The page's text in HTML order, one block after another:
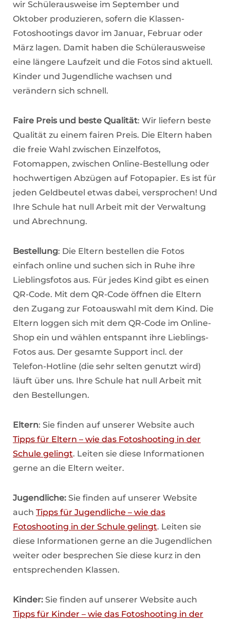
wir Schülerausweise im September und
Oktober produzieren, sofern die Klassen-
Fotoshootings davor im Januar, Februar oder
März lagen. Damit haben die Schülerausweise
eine längere Laufzeit und die Fotos sind aktuell.
Kinder und Jugendliche wachsen und
verändern sich schnell.
Faire Preis und beste Qualität: Wir liefern beste
Qualität zu einem fairen Preis. Die Eltern haben
die freie Wahl zwischen Einzelfotos,
Fotomappen, zwischen Online-Bestellung oder
hochwertigen Abzügen auf Fotopapier. Es ist für
jeden Geldbeutel etwas dabei, versprochen! Und
Ihre Schule hat null Arbeit mit der Verwaltung
und Abrechnung.
Bestellung: Die Eltern bestellen die Fotos
einfach online und suchen sich in Ruhe ihre
Lieblingsfotos aus. Für jedes Kind gibt es einen
QR-Code. Mit dem QR-Code öffnen die Eltern
den Zugang zur Fotoauswahl mit dem Kind. Die
Eltern loggen sich mit dem QR-Code im Online-
Shop ein und wählen entspannt ihre Lieblings-
Fotos aus. Der gesamte Support incl. der
Telefon-Hotline (die sehr selten genutzt wird)
läuft über uns. Ihre Schule hat null Arbeit mit
den Bestellungen.
Eltern: Sie finden auf unserer Website auch
Tipps für Eltern – wie das Fotoshooting in der
Schule gelingt. Leiten sie diese Informationen
gerne an die Eltern weiter.
Jugendliche: Sie finden auf unserer Website
auch Tipps für Jugendliche – wie das
Fotoshooting in der Schule gelingt. Leiten sie
diese Informationen gerne an die Jugendlichen
weiter oder besprechen Sie diese kurz in den
entsprechenden Klassen.
Kinder: Sie finden auf unserer Website auch
Tipps für Kinder – wie das Fotoshooting in der